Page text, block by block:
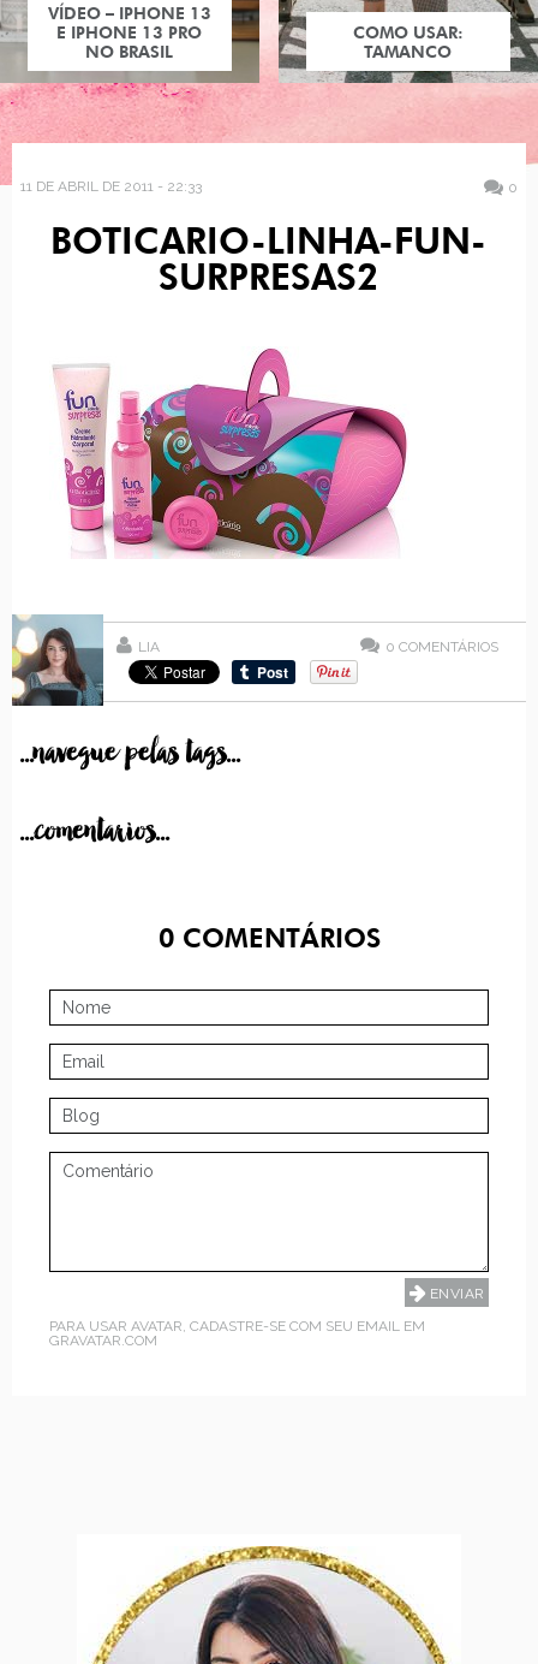
VÍDEO – IPHONE 13
E IPHONE 13 PRO
NO BRASIL
COMO USAR:
TAMANCO
11 DE ABRIL DE 2011 - 22:33 0
BOTICARIO-LINHA-FUN-
SURPRESAS2
LIA 0 COMENTÁRIOS
...navegue pelas tags...
...comentarios...
0COMENTÁRIOS
PARA USAR AVATAR, CADASTRE-SE COM SEU EMAIL EM
GRAVATAR.COM